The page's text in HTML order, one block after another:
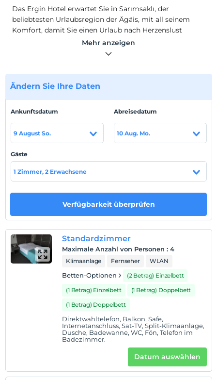
Das Ergin Hotel erwartet Sie in Sarımsaklı, der
beliebtesten Urlaubsregion der Ägäis, mit all seinem
Komfort, damit Sie einen Urlaub nach Herzenslust
verbringen können. Unser Hotel verfügt über insgesamt
42 Zimmer und 120 Betten, alle mit Meer- und Bergblick.
WC, einen Haartrockner, eine Split-Klimaanlage und
einen TV. In unserem privaten Strandbereich unseres
können vom Parkplatz, dem 24-Stunden-Zimmerservice
und dem Ärztedienst profitieren.
Das Ergin Hotel erwartet Sie in Sarımsaklı, der
Komfort, damit Sie einen Urlaub nach Herzenslust
verbringen können. Unser Hotel verfügt über insgesamt
42 Zimmer und 120 Betten, alle mit Meer- und Bergblick.
WC, einen Haartrockner, eine Split-Klimaanlage und
Hotels können unsere Kunden von kostenlosen
Sonnenschirmen und Sonnenliegen profitieren. Sie
können vom Parkplatz, dem 24-Stunden-Zimmerservice
und dem Ärztedienst profitieren.
Edremit Korfez Flughafen 40 km
50 m vom Meer entfernt gibt es einen Privatstrand.
Auf Karte
anzeigen
Mehr anzeigen
Ändern Sie Ihre Daten
Ankunftsdatum
9 August So.
Abreisedatum
10 Aug. Mo.
Gäste
1 Zimmer, 2 Erwachsene
Verfügbarkeit überprüfen
Standardzimmer
Maximale Anzahl von Personen : 4
Klimaanlage Fernseher WLAN
Betten-Optionen
(2 Betrag) Einzelbett
(1 Betrag) Einzelbett
(1 Betrag) Doppelbett
(1 Betrag) Doppelbett
Direktwahltelefon, Balkon, Safe,
Internetanschluss, Sat-TV, Split-Klimaanlage,
Dusche, Badewanne, WC, Fön, Telefon im
Badezimmer.
Datum auswählen